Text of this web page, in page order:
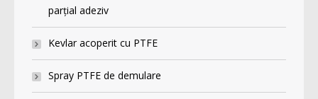
parţial adeziv
Kevlar acoperit cu PTFE
Spray PTFE de demulare